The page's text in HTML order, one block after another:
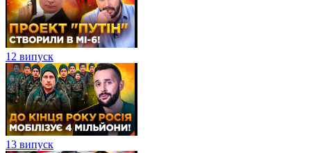
12 випуск
13 випуск